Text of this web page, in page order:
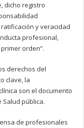
dicho registro
y veracidad
profesional,
orden”.
derechos del
clave, la
son el documento
Salud pública.
de profesionales